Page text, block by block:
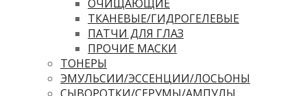
ОЧИЩАЮЩИЕ
ТКАНЕВЫЕ/ГИДРОГЕЛЕВЫЕ
ПАТЧИ ДЛЯ ГЛАЗ
ПРОЧИЕ МАСКИ
ТОНЕРЫ
ЭМУЛЬСИИ/ЭССЕНЦИИ/ЛОСЬОНЫ